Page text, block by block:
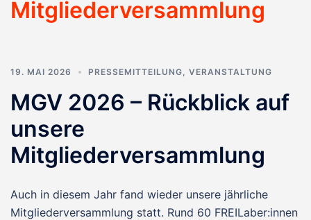
Mitgliederversammlung
19. MAI 2026 PRESSEMITTEILUNG VERANSTALTUNG
MGV 2026 – Rückblick auf
unsere
Mitgliederversammlung
Auch in diesem Jahr fand wieder unsere jährliche
Mitgliederversammlung statt. Rund 60 FREILaber:innen